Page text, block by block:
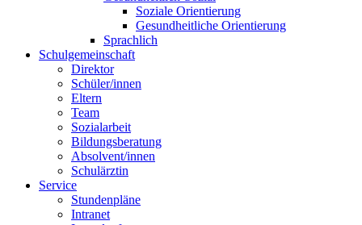
Soziale Orientierung
Gesundheitliche Orientierung
Sprachlich
Schulgemeinschaft
Direktor
Schüler/innen
Eltern
Team
Sozialarbeit
Bildungsberatung
Absolvent/innen
Schulärztin
Service
Stundenpläne
Intranet